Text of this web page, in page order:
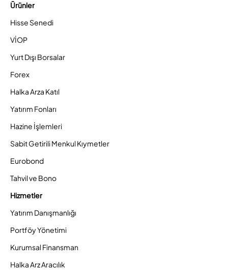
Ürünler
Hisse Senedi
VİOP
Yurt Dışı Borsalar
Forex
Halka Arza Katıl
Yatırım Fonları
Hazine İşlemleri
Sabit Getirili Menkul Kıymetler
Eurobond
Tahvil ve Bono
Hizmetler
Yatırım Danışmanlığı
Portföy Yönetimi
Kurumsal Finansman
Halka Arz Aracılık